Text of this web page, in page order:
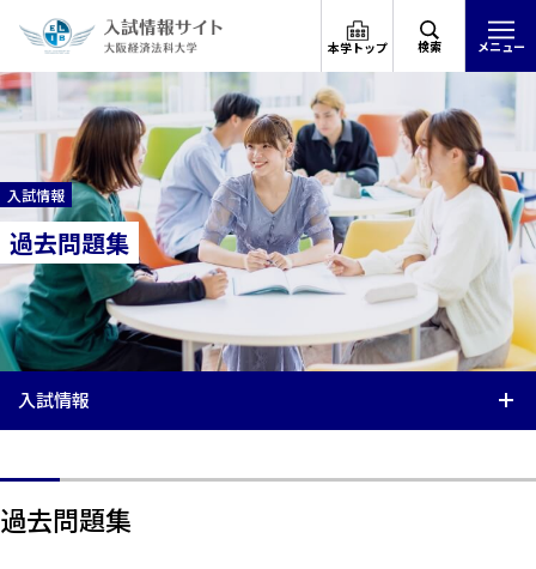
本学トップ 検索 メニュー
入試情報
過去問題集
入試情報
過去問題集